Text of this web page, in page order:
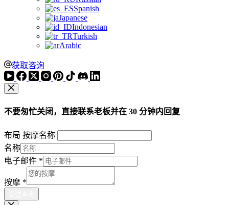
Spanish
Japanese
Indonesian
Turkish
Arabic
获取咨询
不要匆忙关闭，直接联系老板并在 30 分钟内回复
布局 按摩名称
名称
电子邮件 *
按摩 *